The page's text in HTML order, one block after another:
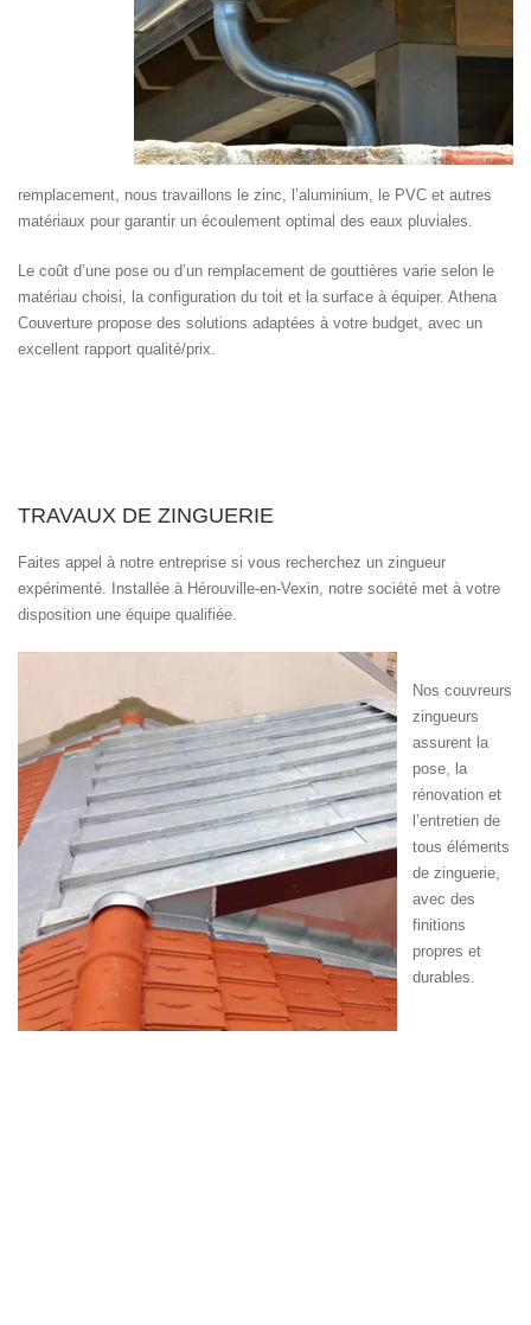
remplacement, nous travaillons le zinc, l’aluminium, le PVC et autres
matériaux pour garantir un écoulement optimal des eaux pluviales.
Le coût d’une pose ou d’un remplacement de gouttières varie selon le
matériau choisi, la configuration du toit et la surface à équiper. Athena
Couverture propose des solutions adaptées à votre budget, avec un
excellent rapport qualité/prix.
TRAVAUX DE ZINGUERIE
Faites appel à notre entreprise si vous recherchez un zingueur
expérimenté. Installée à Hérouville-en-Vexin, notre société met à votre
disposition une équipe qualifiée.
Nos couvreurs
zingueurs
assurent la
pose, la
rénovation et
l’entretien de
tous éléments
de zinguerie,
avec des
finitions
propres et
durables.